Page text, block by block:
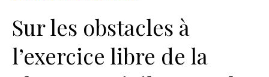
Sur les obstacles à
l’exercice libre de la